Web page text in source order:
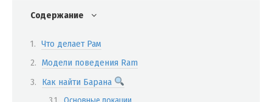
Содержание
Что делает Рам
Модели поведения Ram
Как найти Барана